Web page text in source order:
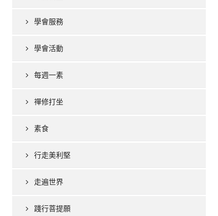
學會服務
學會活動
每週一素
禪修打坐
素食
行走美利堅
走遍世界
踐行菩提願